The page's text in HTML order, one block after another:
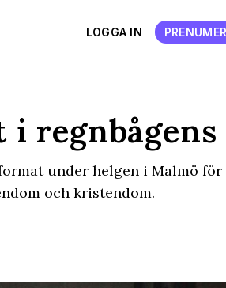
LOGGA IN
i
under helgen i Malmö
och kristendom.